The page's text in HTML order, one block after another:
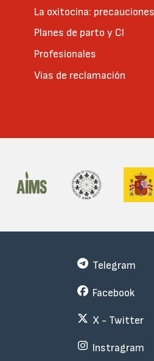
La oxitocina:
Planes de parto y CI
Profesionales
Vías de reclamación
Telegram
Facebook
X - Twitter
Instragram